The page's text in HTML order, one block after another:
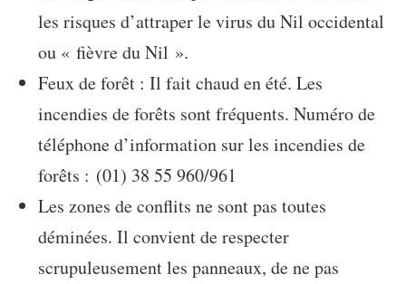
les risques d’attraper le virus du Nil occidental
ou « fièvre du Nil ».
Feux de forêt : Il fait chaud en été. Les
incendies de forêts sont fréquents. Numéro de
téléphone d’information sur les incendies de
forêts : (01) 38 55 960/961
Les zones de conflits ne sont pas toutes
déminées. Il convient de respecter
scrupuleusement les panneaux, de ne pas